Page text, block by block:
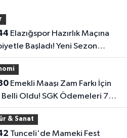
Başladı! Yeni Sezon
Umut Veren Performans
Emekli Maaşı Zam Farkı İçin
Belli Oldu! SGK Ödemeleri 7
Başlıyor
& Sanat